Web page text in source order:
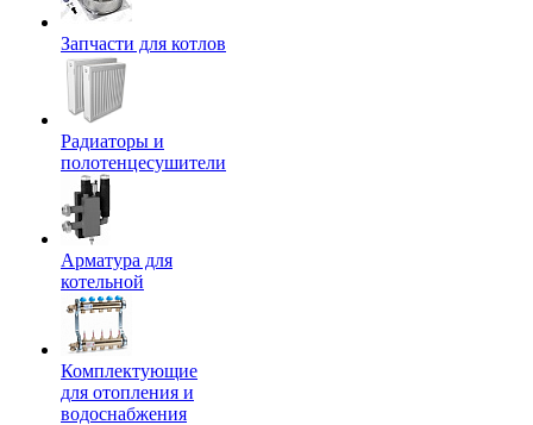
Запчасти для котлов
Радиаторы и
полотенцесушители
Арматура для
котельной
Комплектующие
для отопления и
водоснабжения